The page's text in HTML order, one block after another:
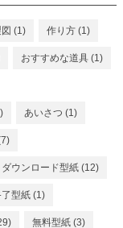
(1) 作り方 (1)
おすすめな道具 (1)
あいさつ (1)
ダウンロード型紙 (12)
了型紙 (1)
無料型紙 (3)